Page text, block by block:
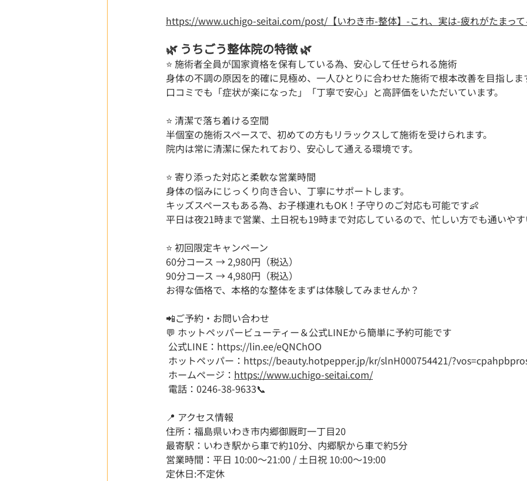
https://www.uchigo-seitai.com/post/【いわき市-整体】-これ、実は-疲れがたまって
🌿 うちごう整体院の特徴 🌿
⭐ 施術者全員が国家資格を保有している為、安心して任せられる施術
身体の不調の原因を的確に見極め、一人ひとりに合わせた施術で根本改善を目指しま
口コミでも「症状が楽になった」「丁寧で安心」と高評価をいただいています。
⭐ 清潔で落ち着ける空間
半個室の施術スペースで、初めての方もリラックスして施術を受けられます。
院内は常に清潔に保たれており、安心して通える環境です。
⭐ 寄り添った対応と柔軟な営業時間
身体の悩みにじっくり向き合い、丁寧にサポートします。
キッズスペースもある為、お子様連れもOK！子守りのご対応も可能です👶
平日は夜21時まで営業、土日祝も19時まで対応しているので、忙しい方でも通いやす
⭐ 初回限定キャンペーン
60分コース → 2,980円（税込）
90分コース → 4,980円（税込）
お得な価格で、本格的な整体をまずは体験してみませんか？
📲ご予約・お問い合わせ
💬 ホットペッパービューティー＆公式LINEから簡単に予約可能です
公式LINE： https://lin.ee/eQNChOO
ホットペッパー： https://beauty.hotpepper.jp/kr/slnH000754421/
ホームページ： https://www.uchigo-seitai.com/
電話：0246-38-9633📞
📍 アクセス情報
住所：福島県いわき市内郷御厩町一丁目20
最寄駅：いわき駅から車で約10分、内郷駅から車で約5分
営業時間：平日 10:00～21:00 / 土日祝 10:00～19:00
定休日:不定休